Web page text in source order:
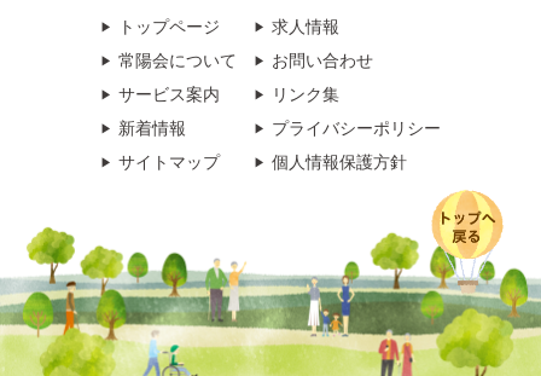
トップページ
常陽会について
サービス案内
新着情報
サイトマップ
求人情報
お問い合わせ
リンク集
プライバシーポリシー
個人情報保護方針